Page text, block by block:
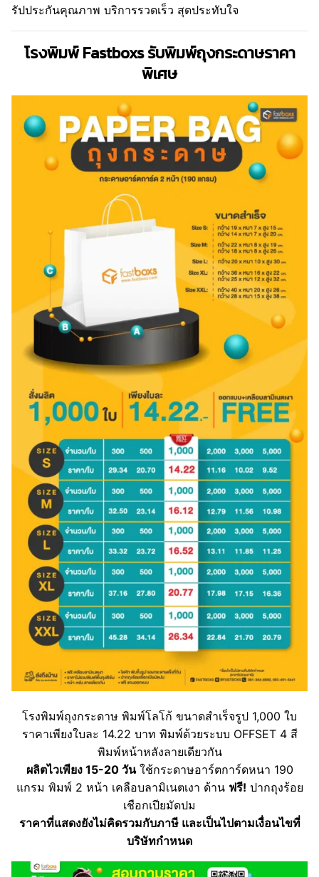
รัปประกันคุณภาพ บริการรวดเร็ว สุดประทับใจ
โรงพิมพ์ Fastboxs รับพิมพ์ถุงกระดาษราคา
พิเศษ
โรงพิมพ์ถุงกระดาษ พิมพ์โลโก้ ขนาดสำเร็จรูป 1,000 ใบ
ราคาเพียงใบละ 14.22 บาท พิมพ์ด้วยระบบ OFFSET 4 สี
พิมพ์หน้าหลังลายเดียวกัน
ผลิตไวเพียง 15-20 วันใช้กระดาษอาร์ตการ์ดหนา 190
แกรม พิมพ์ 2 หน้า เคลือบลามิเนตเงา ด้าน ฟรี! ปากถุงร้อย
เชือกเปียมัดปม
ราคาที่แสดงยังไม่คิดรวมกับภาษี และเป็นไปตามเงื่อนไขที่
บริษัทกำหนด